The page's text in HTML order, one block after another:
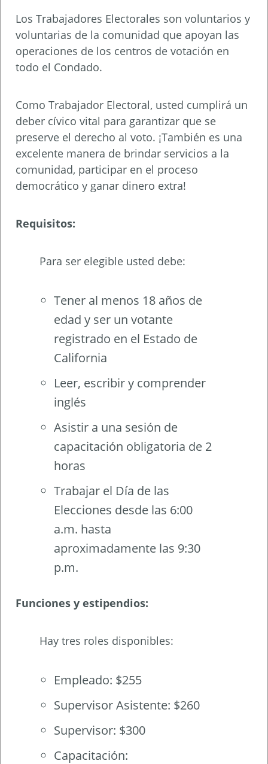
Los Trabajadores Electorales son voluntarios y
voluntarias de la comunidad que apoyan las
operaciones de los centros de votación en
todo el Condado.
Como Trabajador Electoral, usted cumplirá un
deber cívico vital para garantizar que se
preserve el derecho al voto. ¡También es una
excelente manera de brindar servicios a la
comunidad, participar en el proceso
democrático y ganar dinero extra!
Requisitos:
Para ser elegible usted debe:
Tener al menos 18 años de
edad y ser un votante
registrado en el Estado de
California
Leer, escribir y comprender
inglés
Asistir a una sesión de
capacitación obligatoria de 2
horas
Trabajar el Día de las
Elecciones desde las 6:00
a.m. hasta
aproximadamente las 9:30
p.m.
Funciones y estipendios:
Hay tres roles disponibles:
Empleado: $255
Supervisor Asistente: $260
Supervisor: $300
Capacitación: